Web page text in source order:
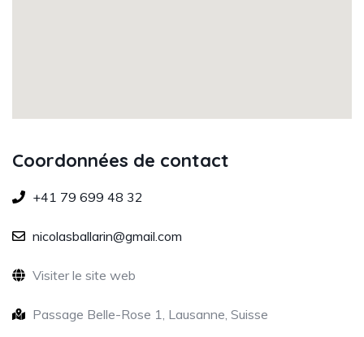
Coordonnées de contact
+41 79 699 48 32
nicolasballarin@gmail.com
Visiter le site web
Passage Belle-Rose 1, Lausanne, Suisse